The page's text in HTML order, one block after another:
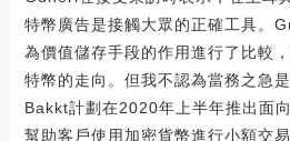
特幣廣告是接觸大眾的正確工具。
為價值儲存手段的作用進行了比較
特幣的走向。但我不認為當務之急
Bakkt計劃在2020年上半年推出面
幫助客戶使用加密貨幣進行小額交